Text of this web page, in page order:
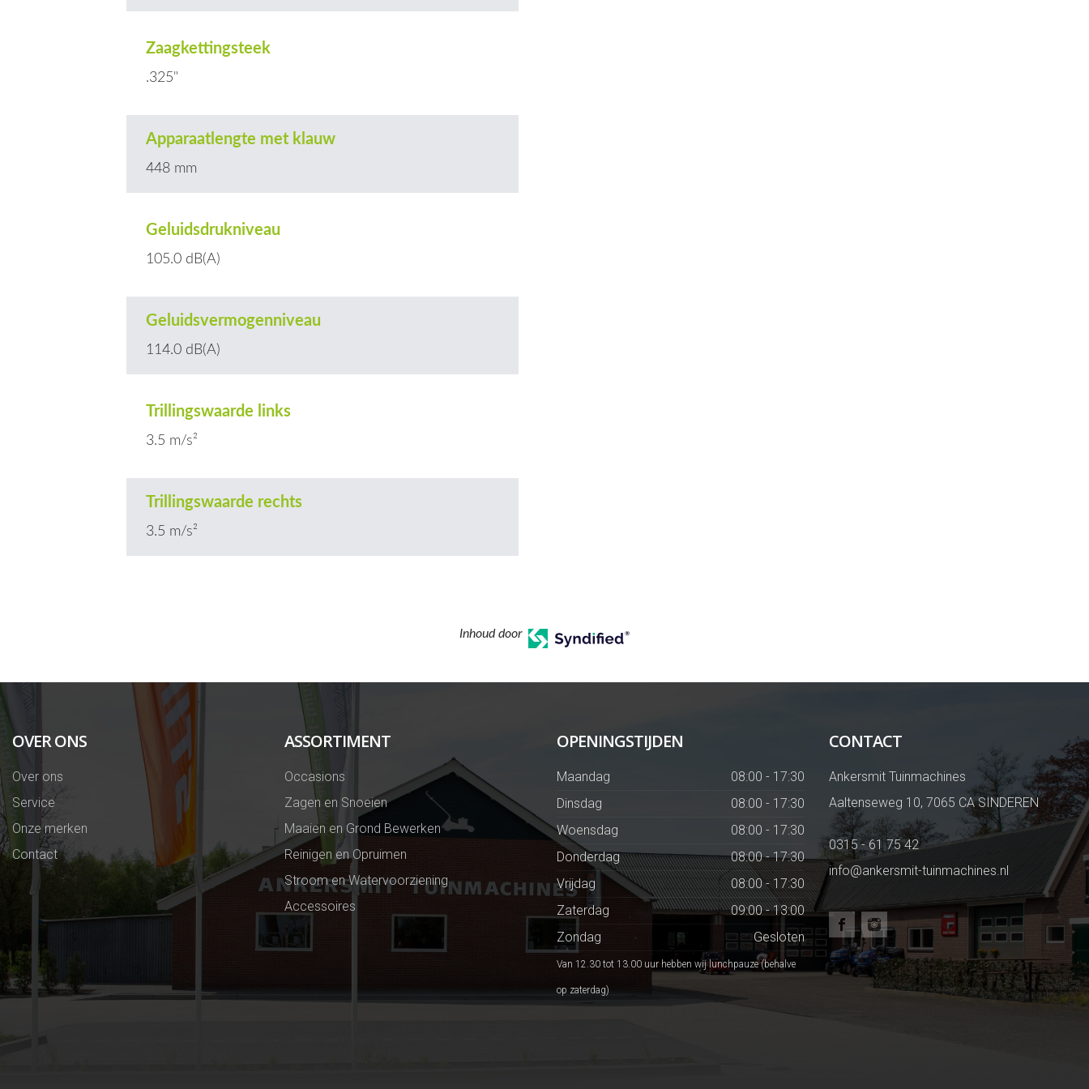
Zaagkettingsteek
.325"
Apparaatlengte met klauw
448 mm
Geluidsdrukniveau
105.0 dB(A)
Geluidsvermogenniveau
114.0 dB(A)
Trillingswaarde links
3.5 m/s²
Trillingswaarde rechts
3.5 m/s²
Inhoud door
OVER ONS
Over ons
Service
Onze merken
Contact
ASSORTIMENT
Occasions
Zagen en Snoeien
Maaien en Grond Bewerken
Reinigen en Opruimen
Stroom en Watervoorziening
Accessoires
OPENINGSTIJDEN
Maandag
08:00 - 17:30
Dinsdag
08:00 - 17:30
Woensdag
08:00 - 17:30
Donderdag
08:00 - 17:30
Vrijdag
08:00 - 17:30
Zaterdag
09:00 - 13:00
Zondag
Gesloten
Van 12.30 tot 13.00 uur hebben wij lunchpauze (behalve
op zaterdag)
CONTACT
Ankersmit Tuinmachines
Aaltenseweg 10, 7065 CA SINDEREN
0315 - 61 75 42
info@ankersmit-tuinmachines.nl